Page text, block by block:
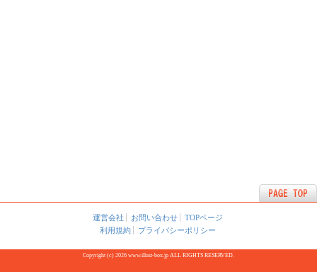
運営会社 お問い合わせ
TOPページ
利用規約
プライバシーポリシー
Copyright (c) 2026 www.illust-box.jp ALL RIGHTS RESERVED.